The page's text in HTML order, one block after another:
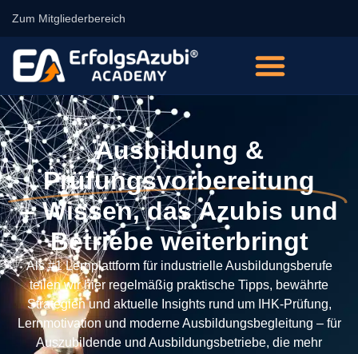
Zum Mitgliederbereich
Ausbildung &
Prüfungsvorbereitung
– Wissen, das Azubis und
Betriebe weiterbringt
Als #1 Lernplattform für industrielle Ausbildungsberufe
teilen wir hier regelmäßig praktische Tipps, bewährte
Strategien und aktuelle Insights rund um IHK-Prüfung,
Lernmotivation und moderne Ausbildungsbegleitung – für
Auszubildende und Ausbildungsbetriebe, die mehr